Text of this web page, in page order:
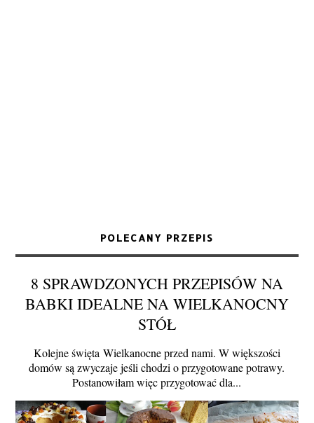
POLECANY PRZEPIS
8 SPRAWDZONYCH PRZEPISÓW NA
BABKI IDEALNE NA WIELKANOCNY
STÓŁ
Kolejne święta Wielkanocne przed nami. W większości
domów są zwyczaje jeśli chodzi o przygotowane potrawy.
Postanowiłam więc przygotować dla...